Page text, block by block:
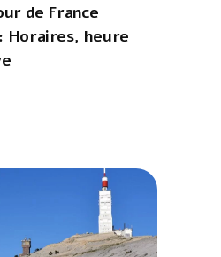
de France
Horaires, heure